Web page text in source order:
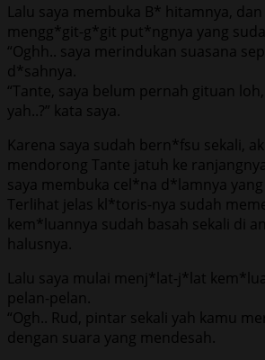
Lalu saya membuka B* hitamnya,
mengg*git-g*git put*ngnya yang
“Oghh.. saya merindukan suasana
d*sahnya.
“Tante, saya belum pernah gituan
yah..?” kata saya.
Karena saya sudah bern*fsu sekali,
mendorong Tante jatuh ke
saya membuka cel*na d*lamnya
Terlihat jelas kl*toris-nya sudah
kem*luannya sudah basah sekali di
halusnya.
Lalu saya mulai menj*lat-j*lat
pelan-pelan.
“Ogh.. Rud, pintar sekali yah kamu
dengan suara yang mendesah.